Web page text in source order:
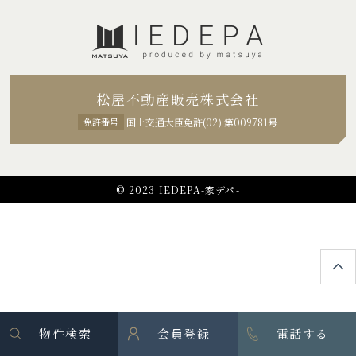
松屋不動産販売株式会社
免許番号 国土交通大臣免許(02) 第009781号
© 2023 IEDEPA-家デパ-
物件検索 会員登録 電話する